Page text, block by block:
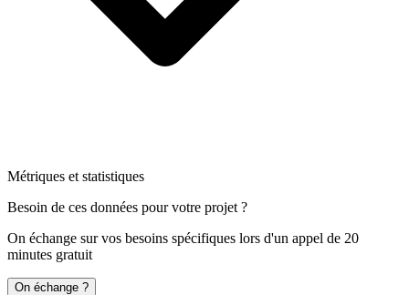
Métriques et statistiques
Besoin de ces données pour votre projet ?
On échange sur vos besoins spécifiques lors d'un appel de 20
minutes gratuit
On échange ?